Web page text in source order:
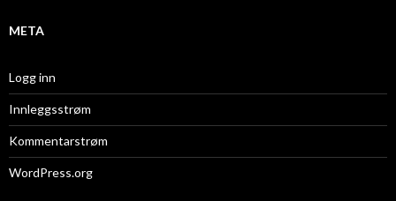
META
Logg inn
Innleggsstrøm
Kommentarstrøm
WordPress.org